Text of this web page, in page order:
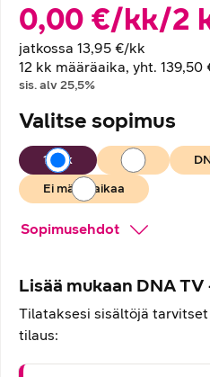
Hintatiedot
0,00 €/kk/2
jatkossa 13,95 €/kk
12 kk määräaika, yht. 139,50
sis. alv25,5%
Valitse sopimus
12 kk 6 kk
Ei määräaikaa
Sopimusehdot
Lisää mukaan DNA
Tilataksesi sisältöjä
tilaus: